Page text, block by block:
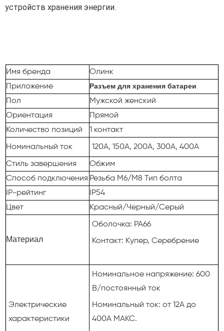
устройств хранения энергии.
Имя бренда
Олинк
Приложение
Разъем для хранения батареи
Пол
Мужской женский
Ориентация
Прямой
Количество позиций
1 контакт
Номинальный ток 120А, 150А, 200А, 300А, 400А
Стиль завершения
Обжим
Способ подключения Резьба M6/M8 Тип болта
IP-рейтинг
IP54
Цвет
Красный/Черный/Серый
Материал
Оболочка: PA66
Контакт: Купер, Серебрение
Электрические
характеристики
Номинальное напряжение: 600
В/постоянный ток
Номинальный ток: от 12А до
400А МАКС.